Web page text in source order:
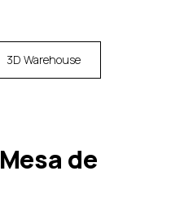
3D Warehouse
de